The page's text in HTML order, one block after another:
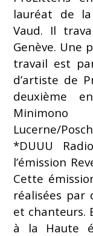
lauréat de
Vaud. Il
Genève. Une
travail est
d’artiste de
deuxième
Minimono
Lucerne/
*DUUU
l’émission
Cette
réalisées par
et chanteurs.
à la Haute